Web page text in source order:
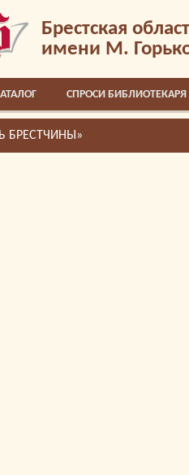
Брестская
имени М.
СПРОСИ БИБЛИОТЕКАРЯ
БРЕСТЧИНЫ»